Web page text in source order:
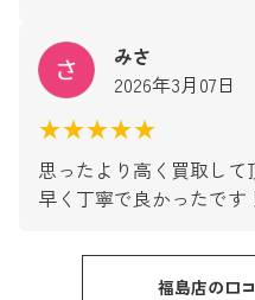
みさ
2026年3月07日
★★★★★
思ったより高く買取し
早く丁寧で良かったです
福島店の口